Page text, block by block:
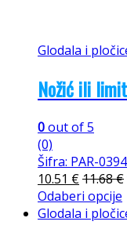
Glodala i
Nožić ili
0out of 5
(0)
Šifra: PAR-
10.51 €11.68€
Odaberi opcije
Glodala i